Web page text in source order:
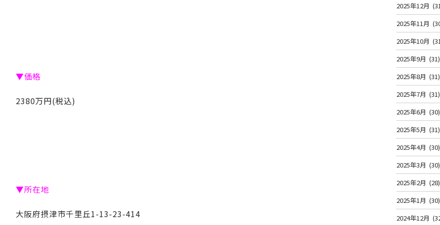
▼価格
2380万円(税込)
▼所在地
大阪府摂津市千里丘1-13-23-414
2025年12月
2025年11月
2025年10月
2025年9月 (31)
2025年8月 (31)
2025年7月 (31)
2025年6月 (30)
2025年5月 (31)
2025年4月 (30)
2025年3月 (30)
2025年2月 (28)
2025年1月 (30)
2024年12月